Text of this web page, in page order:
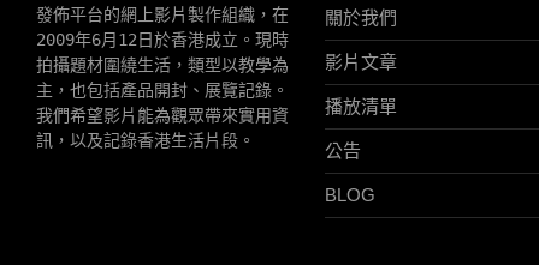
發佈平台的網上影片製作組織，在
2009年6月12日於香港成立。現時
拍攝題材圍繞生活，類型以教學為
主，也包括產品開封、展覽記錄。
我們希望影片能為觀眾帶來實用資
訊，以及記錄香港生活片段。
關於我們
影片文章
播放清單
公告
BLOG